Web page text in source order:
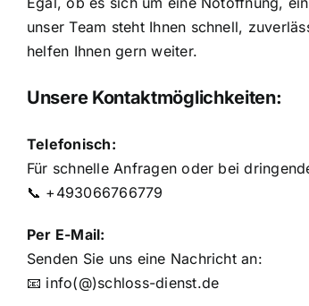
unser Team steht Ihnen schnell,
helfen Ihnen gern weiter.
Unsere Kontaktmöglichkeiten:
Telefonisch:
Für schnelle Anfragen oder bei
📞 +493066766779
Per E-Mail:
Senden Sie uns eine Nachricht an:
📧 info(@)schloss-dienst.de